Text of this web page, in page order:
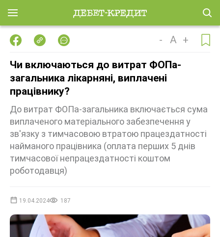
- A +
Чи включаються до витрат ФОПа-
загальника лікарняні, виплачені
працівнику?
До витрат ФОПа-загальника включається сума
виплаченого матеріального забезпечення у
зв'язку з тимчасовою втратою працездатності
найманого працівника (оплата перших 5 днів
тимчасової непрацездатності коштом
роботодавця)
19.04.2024 187